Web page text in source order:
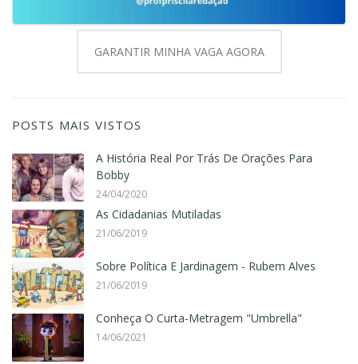
GARANTIR MINHA VAGA AGORA
POSTS MAIS VISTOS
A História Real Por Trás De Orações Para
Bobby
24/04/2020
As Cidadanias Mutiladas
21/06/2019
Sobre Política E Jardinagem - Rubem Alves
21/06/2019
Conheça O Curta-Metragem "Umbrella"
14/06/2021